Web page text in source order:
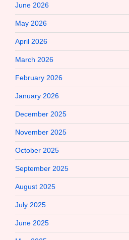
June 2026
May 2026
April 2026
March 2026
February 2026
January 2026
December 2025
November 2025
October 2025
September 2025
August 2025
July 2025
June 2025